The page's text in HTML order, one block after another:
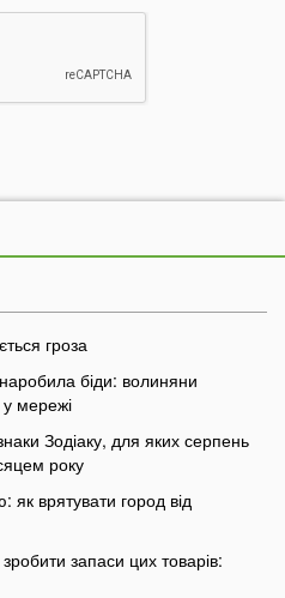
гроза
біди: волиняни
у мережі
Зодіаку, для яких серпень
року
як врятувати город від
запаси цих товарів: